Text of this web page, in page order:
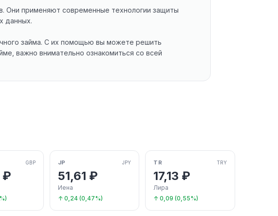
Они применяют современные технологии защиты
данных.
займа. С их помощью вы можете решить
важно внимательно ознакомиться со всей
GBP
₽
JP JPY
51,61 ₽
Иена
↑ 0,24 (0,47%)
TR TRY
17,13 ₽
Лира
↑ 0,09 (0,55%)